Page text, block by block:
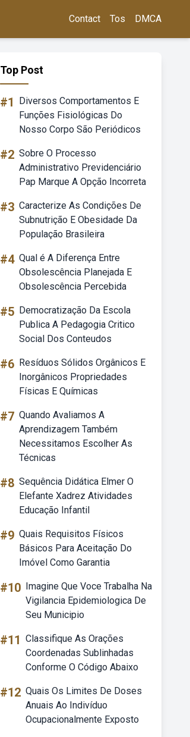
Contact Tos DMCA
Top Post
#1
Diversos Comportamentos E
Funções Fisiológicas Do
Nosso Corpo São Periódicos
#2 Sobre O Processo
Administrativo Previdenciário
Pap Marque A Opção Incorreta
#3 Caracterize As Condições De
Subnutrição E Obesidade Da
População Brasileira
#4 Qual é A Diferença Entre
Obsolescência Planejada E
Obsolescência Percebida
#5 Democratização Da Escola
Publica A Pedagogia Critico
Social Dos Conteudos
#6 Resíduos Sólidos Orgânicos E
Inorgânicos Propriedades
Físicas E Químicas
#7 Quando Avaliamos A
Aprendizagem Também
Necessitamos Escolher As
Técnicas
#8 Sequência Didática Elmer O
Elefante Xadrez Atividades
Educação Infantil
#9 Quais Requisitos Físicos
Básicos Para Aceitação Do
Imóvel Como Garantia
#10 Imagine Que Voce Trabalha Na
Vigilancia Epidemiologica De
Seu Municipio
#11 Classifique As Orações
Coordenadas Sublinhadas
Conforme O Código Abaixo
#12 Quais Os Limites De Doses
Anuais Ao Indivíduo
Ocupacionalmente Exposto